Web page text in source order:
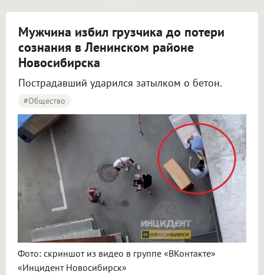
Мужчина избил грузчика до потери
сознания в Ленинском районе
Новосибирска
Пострадавший ударился затылком о бетон.
#Общество
Фото: скриншот из видео в группе «ВКонтакте»
«Инцидент Новосибирск»